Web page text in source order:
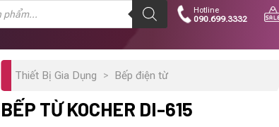
Hotline
090.699.3332
Thiết Bị Gia Dụng > Bếp điện từ
BẾP TỪ KOCHER DI-615